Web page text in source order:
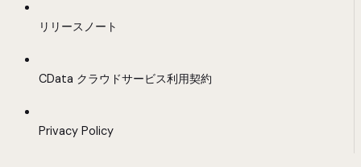
リリースノート
CData クラウドサービス利用契約
Privacy Policy